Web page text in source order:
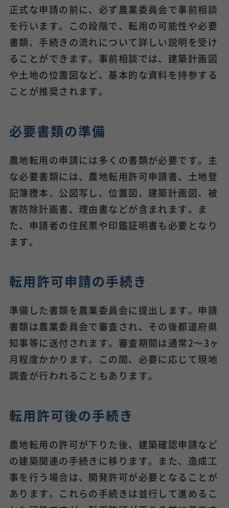
正式な申請の前に、必ず農業委員会で事前相談
を行います。この段階で、転用の可能性や必要
書類、手続きの流れについて詳しい説明を受け
ることができます。事前相談では、建築計画図
や土地の位置図など、基本的な資料を持参する
ことが推奨されます。
必要書類の準備
農地転用の申請には多くの書類が必要です。主
な必要書類には、農地転用許可申請書、土地登
記簿謄本、公図写し、位置図、建築計画図、被
害防除計画書、理由書などが含まれます。ま
た、申請者の住民票や印鑑証明書も必要となり
ます。
転用許可申請の手続き
準備した書類を農業委員会に提出します。申請
書類は農業委員会で審査され、その後都道府県
知事等に送付されます。審査期間は通常2〜3ヶ
月程度かかります。この間、必要に応じて現地
調査が行われることもあります。
転用許可後の手続き
農地転用の許可が下りた後、建築確認申請など
の建築関連の手続きに移ります。また、造成工
事を行う場合は、開発許可が必要となることが
あります。これらの手続きは並行して進めるこ